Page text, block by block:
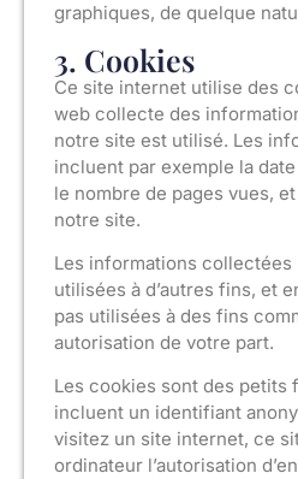
graphiques, de quelque
3. Cookies
Ce site internet utilise des
web collecte des
notre site est utilisé. Les
incluent par exemple la
le nombre de pages vues,
notre site.
Les informations collectées
utilisées à d’autres fins, et
pas utilisées à des fins
autorisation de votre part.
Les cookies sont des petits
incluent un identifiant
visitez un site internet, ce
ordinateur l’autorisation